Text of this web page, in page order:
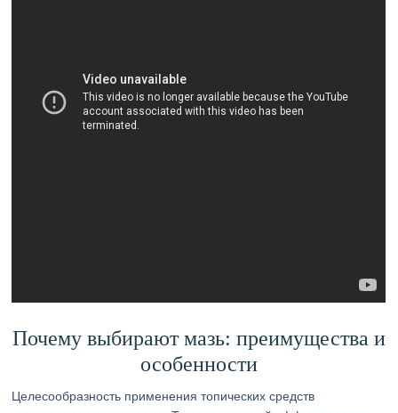
Почему выбирают мазь: преимущества и
особенности
Целесообразность применения топических средств